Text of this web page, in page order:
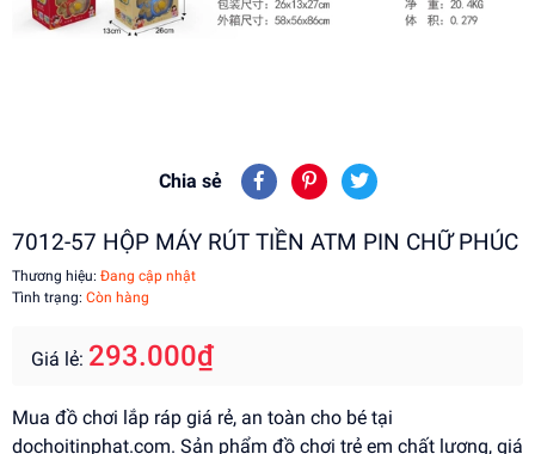
Chia sẻ
7012-57 HỘP MÁY RÚT TIỀN ATM PIN CHỮ PHÚC
Thương hiệu: Đang cập nhật
Tình trạng: Còn hàng
Giá lẻ: 293.000₫
Mua đồ chơi lắp ráp giá rẻ, an toàn cho bé tại
dochoitinphat.com. Sản phẩm đồ chơi trẻ em chất lượng, giá